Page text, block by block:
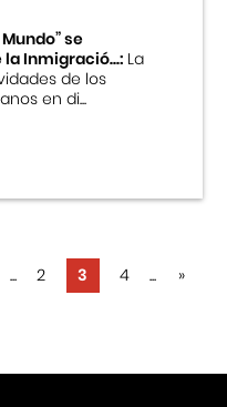
se
Inmigració...:La
de los
en di...
... 2 3 4 ... »